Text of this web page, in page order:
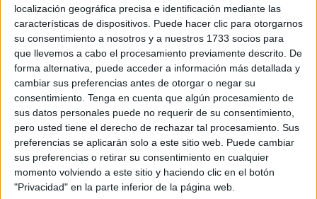
localización geográfica precisa e identificación mediante las
características de dispositivos. Puede hacer clic para otorgarnos
su consentimiento a nosotros y a nuestros 1733 socios para
que llevemos a cabo el procesamiento previamente descrito. De
forma alternativa, puede acceder a información más detallada y
cambiar sus preferencias antes de otorgar o negar su
consentimiento. Tenga en cuenta que algún procesamiento de
sus datos personales puede no requerir de su consentimiento,
pero usted tiene el derecho de rechazar tal procesamiento. Sus
preferencias se aplicarán solo a este sitio web. Puede cambiar
sus preferencias o retirar su consentimiento en cualquier
momento volviendo a este sitio y haciendo clic en el botón
"Privacidad" en la parte inferior de la página web.
Efectivos de la 2ª Compañía de fiscal y de Fronteras junto
conel Servicio Marítimode la Guardia Civilpudieron
interceptarlo y detenerlo, sorprendiendo la narcótica
sustancia dentro del macuto marcada con elnombre ‘top
Ketama’.El detenido está relacionado con un delito contra
la salud pública.
Los hechos se han desencadenado alrededor de las
05:50 horas, cuando las fuerzas en servicio de la 2ª
Compañía Fiscal y de Fronteras de Ceuta, mediante el
empleo de los sistemas de vigilancia de cámara térmica